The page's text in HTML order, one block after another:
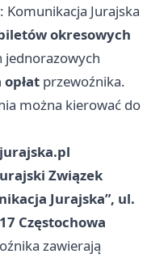
Jurajska
okresowych
jednorazowych
przewoźnika.
można kierować do
Związek
Jurajska”, ul.
Częstochowa
zawierają